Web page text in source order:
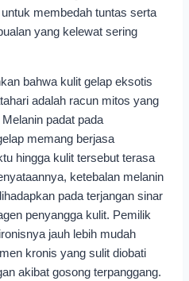
membedah tuntas serta
yang kelewat sering
bahwa kulit gelap eksotis
adalah racun mitos yang
padat pada
memang berjasa
hingga kulit tersebut terasa
ketebalan melanin
pada terjangan sinar
penyangga kulit. Pemilik
jauh lebih mudah
kronis yang sulit diobati
akibat gosong terpanggang.